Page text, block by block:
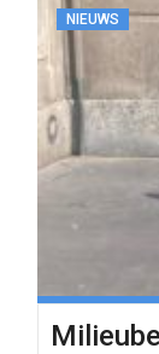
NIEUWS